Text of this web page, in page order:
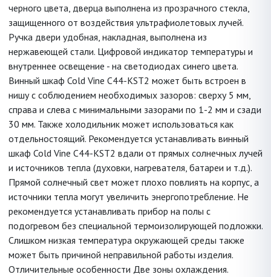
черного цвета, дверца выполнена из прозрачного стекла,
защищенного от воздействия ультрафиолетовых лучей.
Ручка двери удобная, накладная, выполнена из
нержавеющей стали. Цифровой индикатор температуры и
внутреннее освещение - на светодиодах синего цвета.
Винный шкаф Cold Vine C44-KST2 может быть встроен в
нишу с соблюдением необходимых зазоров: сверху 5 мм,
справа и слева с минимальными зазорами по 1-2 мм и сзади
30 мм. Также холодильник может использоваться как
отдельностоящий. Рекомендуется устанавливать винный
шкаф Cold Vine C44-KST2 вдали от прямых солнечных лучей
и источников тепла (духовки, нагревателя, батареи и т.д.).
Прямой солнечный свет может плохо повлиять на корпус, а
источники тепла могут увеличить энергопотребление. Не
рекомендуется устанавливать прибор на полы с
подогревом без специальной термоизолирующей подложки.
Слишком низкая температура окружающей среды также
может быть причиной неправильной работы изделия.
Отличительные особенности Две зоны охлаждения.